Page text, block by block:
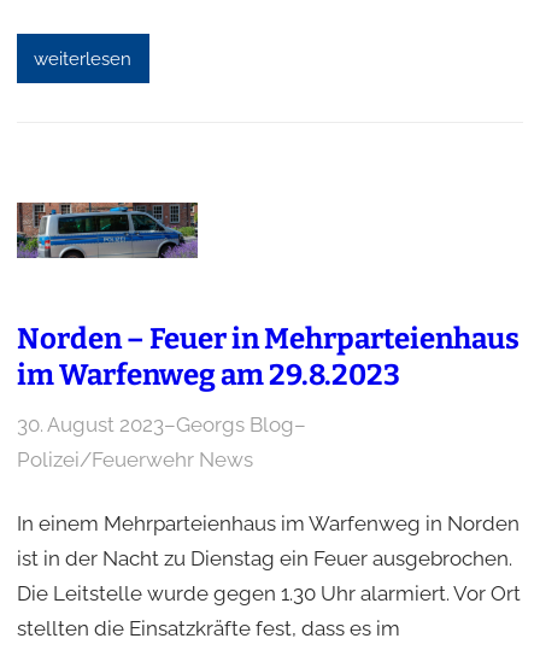
weiterlesen
Norden – Feuer in Mehrparteienhaus
im Warfenweg am 29.8.2023
30. August 2023–Georgs Blog–
Polizei/Feuerwehr News
In einem Mehrparteienhaus im Warfenweg in Norden
ist in der Nacht zu Dienstag ein Feuer ausgebrochen.
Die Leitstelle wurde gegen 1.30 Uhr alarmiert. Vor Ort
stellten die Einsatzkräfte fest, dass es im